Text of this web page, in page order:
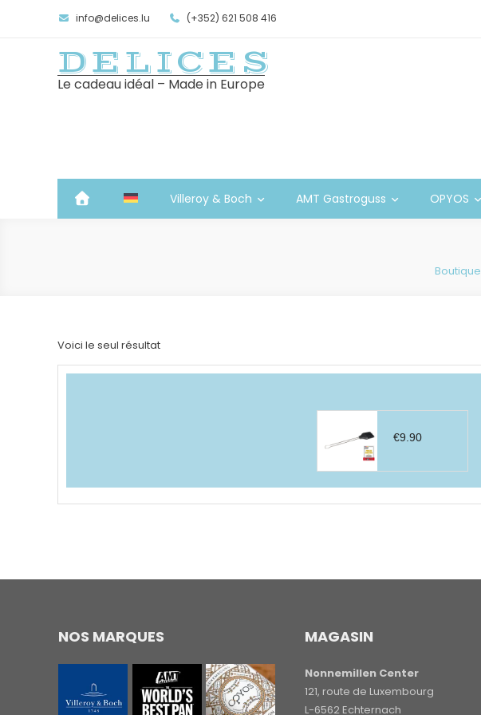
info@delices.lu (+352) 621 508 416
DELICES
Le cadeau idéal – Made in Europe
Villeroy & Boch AMT Gastroguss OPYOS
Boutique
Voici le seul résultat
€9.90
NOS MARQUES MAGASIN
Nonnemillen Center
121, route de Luxembourg
L-6562 Echternach